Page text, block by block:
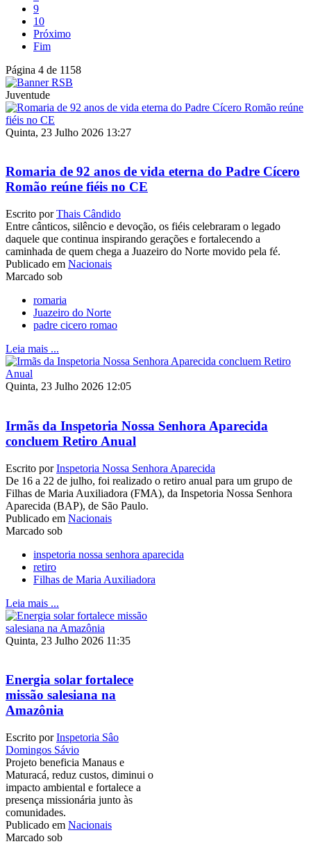
9
10
Próximo
Fim
Página 4 de 1158
Juventude
Quinta, 23 Julho 2026 13:27
Romaria de 92 anos de vida eterna do Padre Cícero
Romão reúne fiéis no CE
Escrito porThais Cândido
Entre cânticos, silêncio e devoção, os fiéis celebraram o legado
daquele que continua inspirando gerações e fortalecendo a
caminhada de quem chega a Juazeiro do Norte movido pela fé.
Publicado em Nacionais
Marcado sob
romaria
Juazeiro do Norte
padre cicero romao
Leia mais ...
Quinta, 23 Julho 2026 12:05
Irmãs da Inspetoria Nossa Senhora Aparecida
concluem Retiro Anual
Escrito porInspetoria Nossa Senhora Aparecida
De 16 a 22 de julho, foi realizado o retiro anual para um grupo de
Filhas de Maria Auxiliadora (FMA), da Inspetoria Nossa Senhora
Aparecida (BAP), de São Paulo.
Publicado em Nacionais
Marcado sob
inspetoria nossa senhora aparecida
retiro
Filhas de Maria Auxiliadora
Leia mais ...
Quinta, 23 Julho 2026 11:35
Energia solar fortalece
missão salesiana na
Amazônia
Escrito porInspetoria Sâo
Domingos Sávio
Projeto beneficia Manaus e
Maturacá, reduz custos, diminui o
impacto ambiental e fortalece a
presença missionária junto às
comunidades.
Publicado em Nacionais
Marcado sob